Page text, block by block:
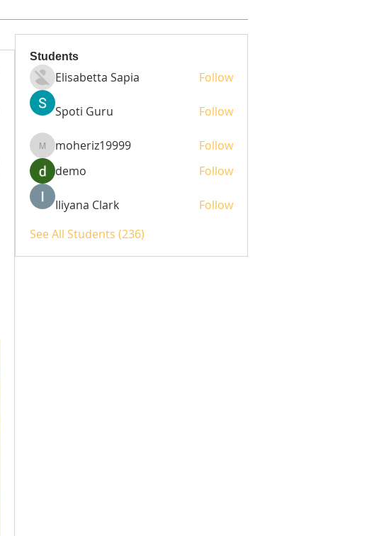
Students
Elisabetta Sapia Follow
Spoti Guru Follow
moheriz19999
moheriz19999
Follow
demo
Follow
Iliyana Clark
Follow
See All Students (236)